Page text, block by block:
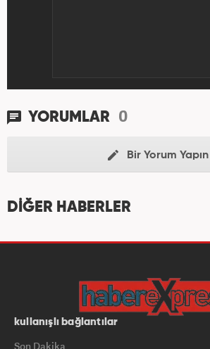
YORUMLAR 0
Bir Yorum Yapın
DİĞER HABERLER
kullanışlı bağlantılar
Son Dakika